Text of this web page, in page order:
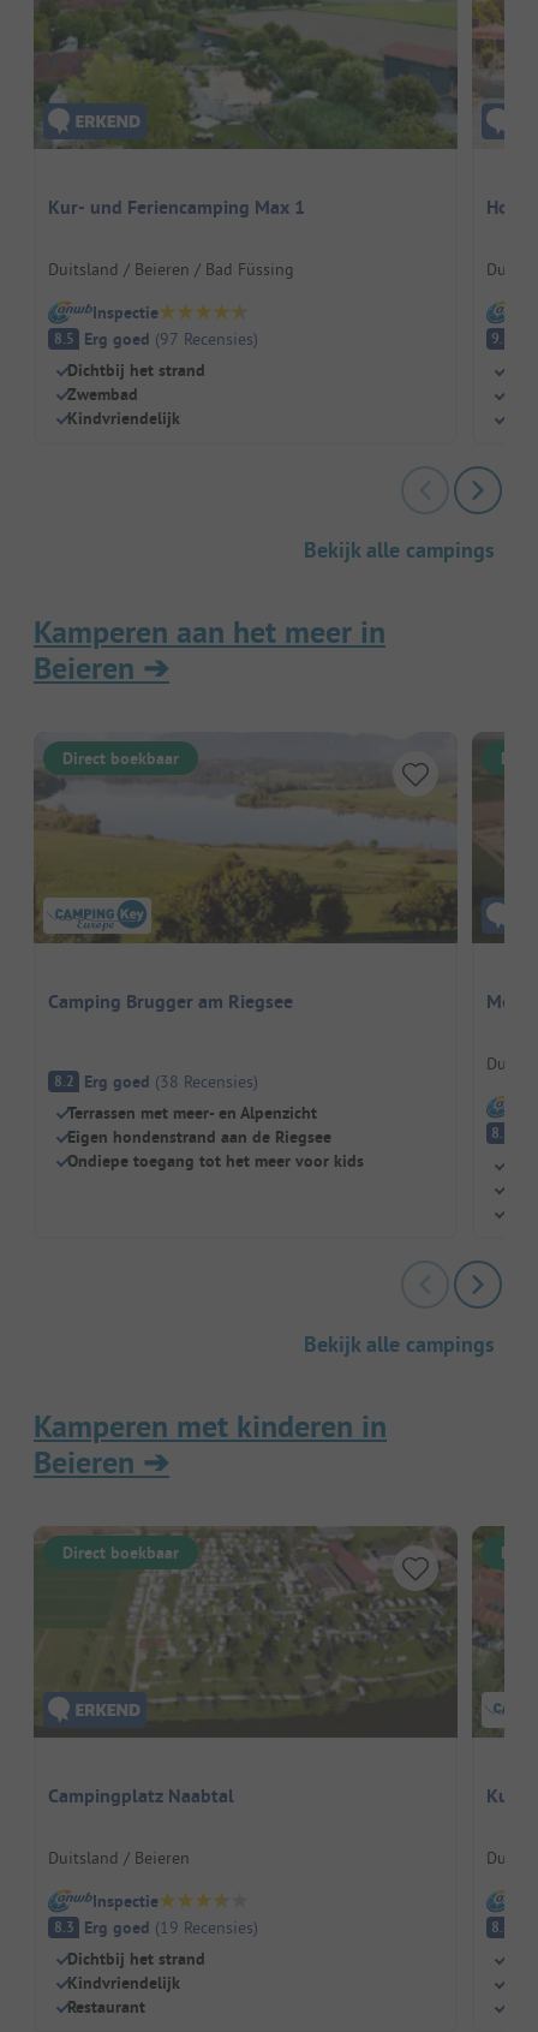
Kur- und Feriencamping Max 1
Duitsland / Beieren / Bad Füssing
Inspectie
8.5 Erg goed (97 Recensies)
Dichtbij het strand
Zwembad
Kindvriendelijk
9.3
Bekijk alle campings
Kamperen aan het meer in
Beieren ➔
Direct boekbaar
Camping Brugger am Riegsee
8.2 Erg goed (38 Recensies)
Terrassen met meer- en Alpenzicht
Eigen hondenstrand aan de Riegsee
Ondiepe toegang tot het meer voor kids
8.7
Bekijk alle campings
Kamperen met kinderen in
Beieren ➔
Direct boekbaar
Campingplatz Naabtal
Duitsland / Beieren
Inspectie
8.3 Erg goed (19 Recensies)
Dichtbij het strand
Kindvriendelijk
Restaurant
Kur-
8.8